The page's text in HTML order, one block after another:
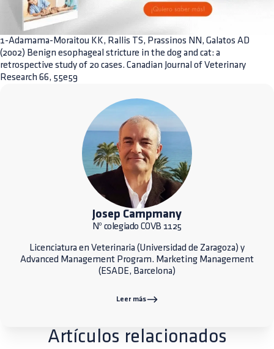
1-Adamama-Moraitou KK, Rallis TS, Prassinos NN, Galatos AD
(2002) Benign esophageal stricture in the dog and cat: a
retrospective study of 20 cases. Canadian Journal of Veterinary
Research 66, 55e59
Josep Campmany
Nº colegiado COVB 1125
Licenciatura en Veterinaria (Universidad de Zaragoza) y
Advanced Management Program. Marketing Management
(ESADE, Barcelona)
Leer más
Artículos relacionados